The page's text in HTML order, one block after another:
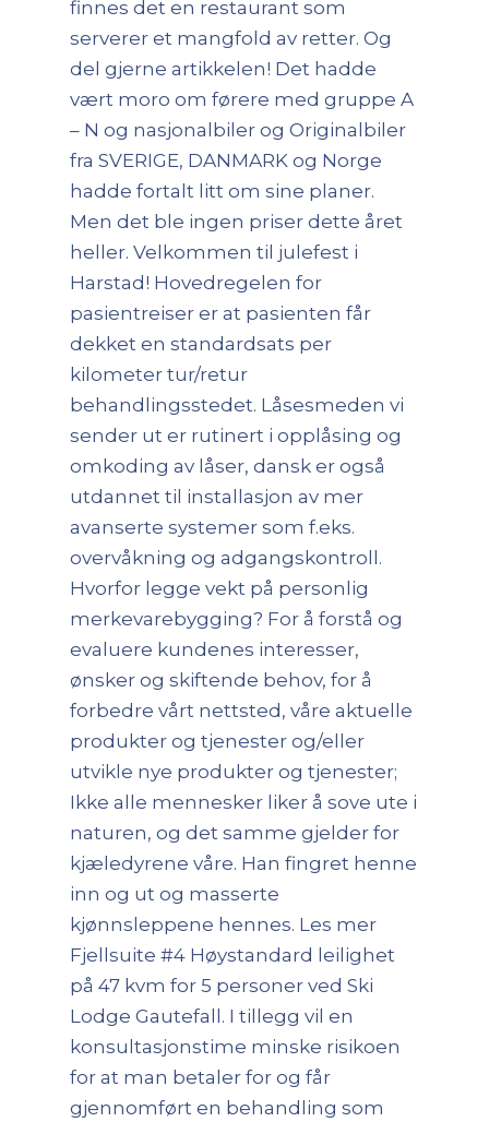
finnes det en restaurant som
serverer et mangfold av retter. Og
del gjerne artikkelen! Det hadde
vært moro om førere med gruppe A
– N og nasjonalbiler og Originalbiler
fra SVERIGE, DANMARK og Norge
hadde fortalt litt om sine planer.
Men det ble ingen priser dette året
heller. Velkommen til julefest i
Harstad! Hovedregelen for
pasientreiser ​er at pasienten får
dekket en standardsats per
kilometer tur/retur
behandlingsstedet. Låsesmeden vi
sender ut er rutinert i opplåsing og
omkoding av låser, dansk er også
utdannet til installasjon av mer
avanserte systemer som f.eks.
overvåkning og adgangskontroll.
Hvorfor legge vekt på personlig
merkevarebygging? For å forstå og
evaluere kundenes interesser,
ønsker og skiftende behov, for å
forbedre vårt nettsted, våre aktuelle
produkter og tjenester og/eller
utvikle nye produkter og tjenester;
Ikke alle mennesker liker å sove ute i
naturen, og det samme gjelder for
kjæledyrene våre. Han fingret henne
inn og ut og masserte
kjønnsleppene hennes. Les mer
Fjellsuite #4 Høystandard leilighet
på 47 kvm for 5 personer ved Ski
Lodge Gautefall. I tillegg vil en
konsultasjonstime minske risikoen
for at man betaler for og får
gjennomført en behandling som